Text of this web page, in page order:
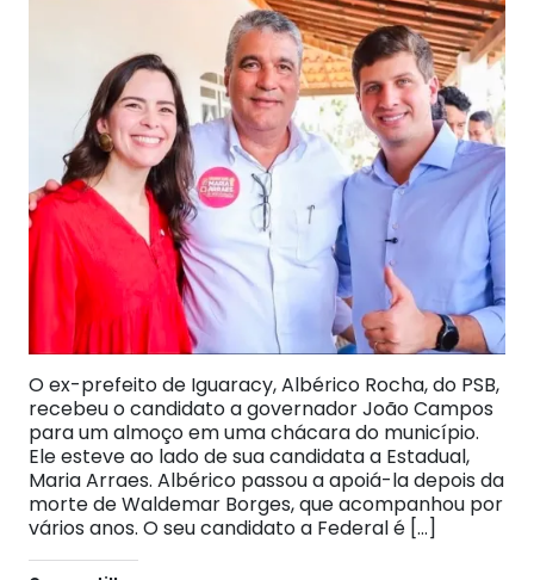
O ex-prefeito de Iguaracy, Albérico Rocha, do PSB,
recebeu o candidato a governador João Campos
para um almoço em uma chácara do município.
Ele esteve ao lado de sua candidata a Estadual,
Maria Arraes. Albérico passou a apoiá-la depois da
morte de Waldemar Borges, que acompanhou por
vários anos. O seu candidato a Federal é […]